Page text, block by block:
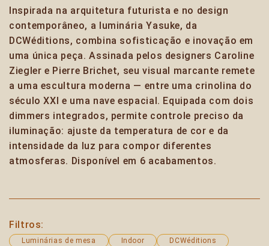
Inspirada na arquitetura futurista e no design
contemporâneo, a luminária Yasuke, da
DCWéditions, combina sofisticação e inovação em
uma única peça. Assinada pelos designers Caroline
Ziegler e Pierre Brichet, seu visual marcante remete
a uma escultura moderna — entre uma crinolina do
século XXI e uma nave espacial. Equipada com dois
dimmers integrados, permite controle preciso da
iluminação: ajuste da temperatura de cor e da
intensidade da luz para compor diferentes
atmosferas. Disponível em 6 acabamentos.
Filtros:
Luminárias de mesa Indoor DCWéditions